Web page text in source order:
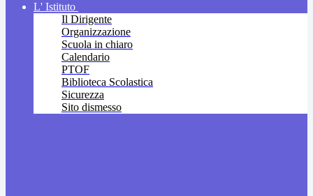
L' Istituto
Il Dirigente
Organizzazione
Scuola in chiaro
Calendario
PTOF
Biblioteca Scolastica
Sicurezza
Sito dismesso